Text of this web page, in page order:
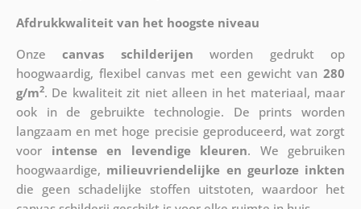
Afdrukkwaliteit van het hoogste niveau
Onzecanvas schilderijen worden gedrukt op
hoogwaardig, flexibel canvas met een gewicht van280
g/m2. De kwaliteit zit niet alleen in het materiaal, maar
ook in de gebruikte technologie. De prints worden
langzaam en met hoge precisie geproduceerd, wat zorgt
voor intense en levendige kleuren. We gebruiken
hoogwaardige, milieuvriendelijke en geurloze inkten
die geen schadelijke stoffen uitstoten, waardoor het